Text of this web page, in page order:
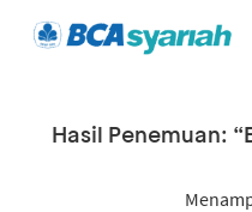
Hasil Penemuan: